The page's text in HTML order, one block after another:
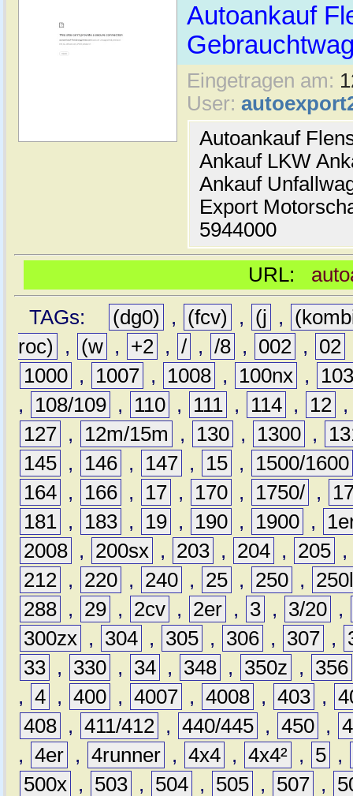
Autoankauf
Eingetragen am:
User:
Autoankauf
Ankauf LKW
Ankauf
Export
5944000
URL:
TAGs:
(dg0) , (fcv) , (j ,
roc)
, (w , +2 , / , /8 , 002 , 02
1000 , 1007 , 1008 , 100nx ,
,
108/109 , 110 , 111 , 114 , 12
127 , 12m/15m , 130 , 1300 ,
145 , 146 , 147 , 15 ,
1500/1600
164 , 166 , 17 , 170 , 1750/ ,
181 , 183 , 19 , 190 , 1900 ,
2008 , 200sx , 203 , 204 , 205 ,
212 , 220 , 240 , 25 , 250 ,
288 , 29 , 2cv , 2er , 3 , 3/20 ,
300zx , 304 , 305 , 306 , 307 ,
33 , 330 , 34 , 348 , 350z ,
356
, 4 , 400 , 4007 , 4008 , 403 ,
408 , 411/412 , 440/445 , 450 ,
, 4er , 4runner , 4x4 , 4x4² , 5 ,
500x , 503 , 504 , 505 , 507 ,